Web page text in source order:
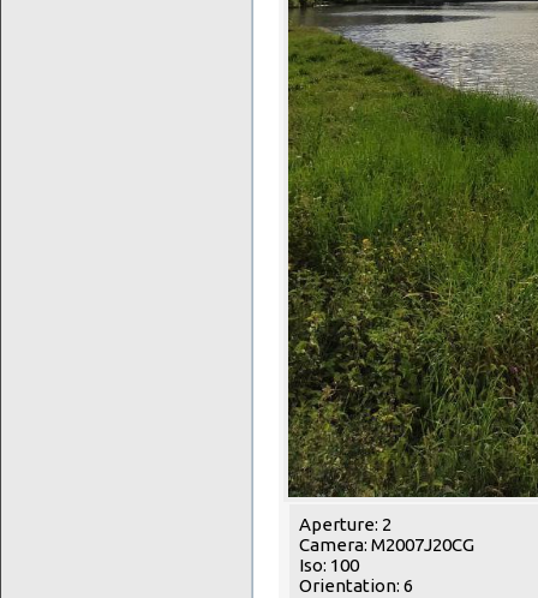
Aperture: 2
Camera: M2007J20CG
Iso: 100
Orientation: 6